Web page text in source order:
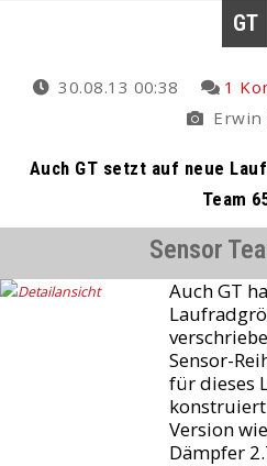
GT
30.08.13 00:38 1
Erwin
Auch GT setzt auf neue
Team
Sensor
Auch GT
Sensor-
für dieses
Version
Dämpfer